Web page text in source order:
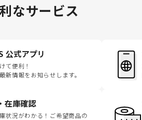
なサービス
公式アプリ
て便利！
新情報をお知らせします。
在庫確認
状況がわかる！ご希望商品の